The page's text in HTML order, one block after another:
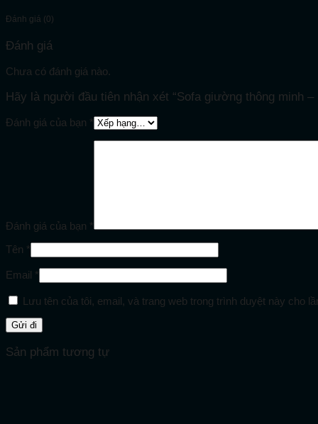
Đánh giá (0)
Đánh giá
Chưa có đánh giá nào.
Hãy là người đầu tiên nhận xét “Sofa giường thông minh –
Đánh giá của bạn *
Đánh giá của bạn *
Tên *
Email *
Lưu tên của tôi, email, và trang web trong trình duyệt này cho
Sản phẩm tương tự